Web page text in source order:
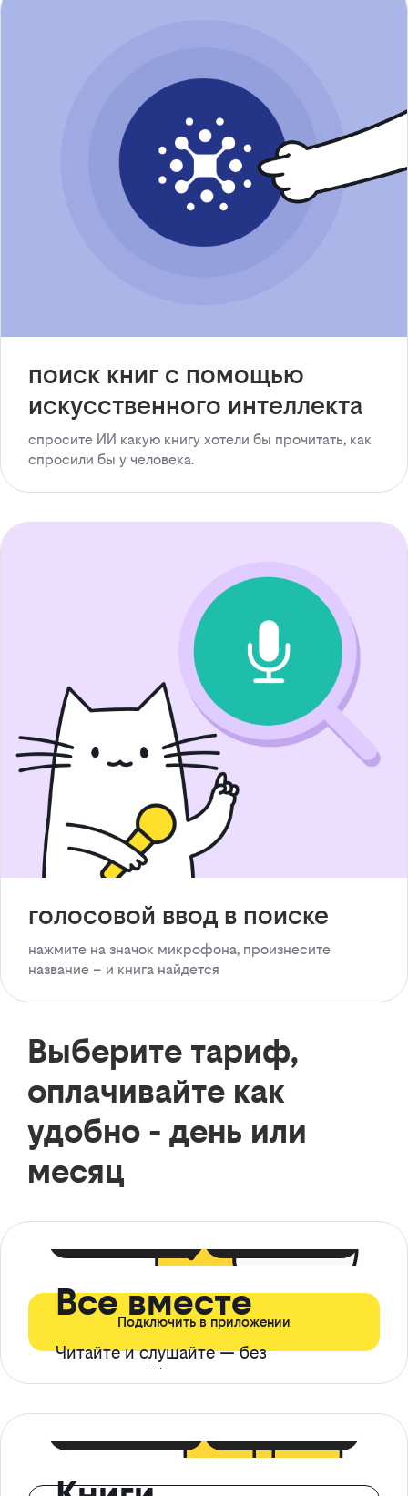
поиск книг с помощью
искусственного интеллекта
спросите ИИ какую книгу хотели бы прочитать, как
спросили бы у человека.
голосовой ввод в поиске
нажмите на значок микрофона, произнесите
название – и книга найдется
Выберите тариф,
оплачивайте как
удобно - день или
месяц
Все вместе
Читайте и слушайте — без
ограничений*
Подключить в приложении